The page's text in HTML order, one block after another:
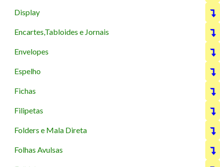
Display
Encartes,Tabloides e Jornais
Envelopes
Espelho
Fichas
Filipetas
Folders e Mala Direta
Folhas Avulsas